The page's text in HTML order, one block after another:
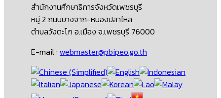
สำนักงานศึกษาธิการจังหวัดเพชรบุรี
หมู่ 2 ถนนบางจาก-หนองปลาไหล
ตำบลวังตะโก อ.เมือง จ.เพชรบุรี 76000
E-mail : webmaster@pbipeo.go.th